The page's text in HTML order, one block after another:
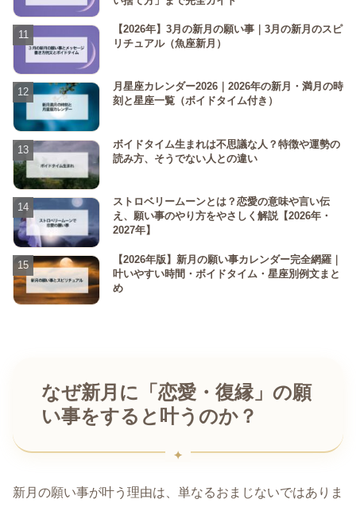
【2026年】3月の新月の願い事｜3月の新月のスピ
リチュアル（魚座新月）
月星座カレンダー2026｜2026年の新月・満月の時
刻と星座一覧（ボイドタイム付き）
ボイドタイム生まれは不思議な人？特徴や運勢の
読み方、そうでない人との違い
ストロベリームーンとは？恋愛の意味や言い伝
え、願い事のやり方をやさしく解説【2026年・
2027年】
【2026年版】新月の願い事カレンダー完全網羅｜
叶いやすい時間・ボイドタイム・星座別例文まと
め
なぜ新月に「恋愛・復縁」の願
い事をすると叶うのか？
新月の願い事が叶う理由は、単なるおまじないではありま